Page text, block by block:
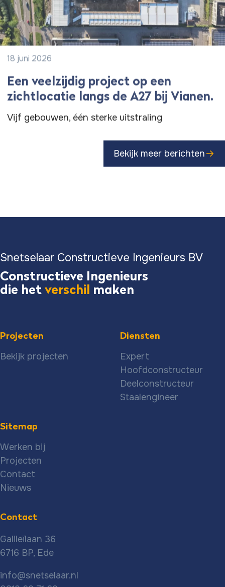
18 juni 2026
Een veelzijdig project op een
zichtlocatie langs de A27 bij Vianen.
Vijf gebouwen, één sterke uitstraling
Bekijk meer berichten
Snetselaar Constructieve Ingenieurs BV
Constructieve Ingenieurs
die hetverschil maken
Projecten
Bekijk projecten
Diensten
Expert
Hoofdconstructeur
Deelconstructeur
Staalengineer
Sitemap
Werken bij
Projecten
Contact
Nieuws
Contact
Galileïlaan 36
6716 BP, Ede
info@snetselaar.nl